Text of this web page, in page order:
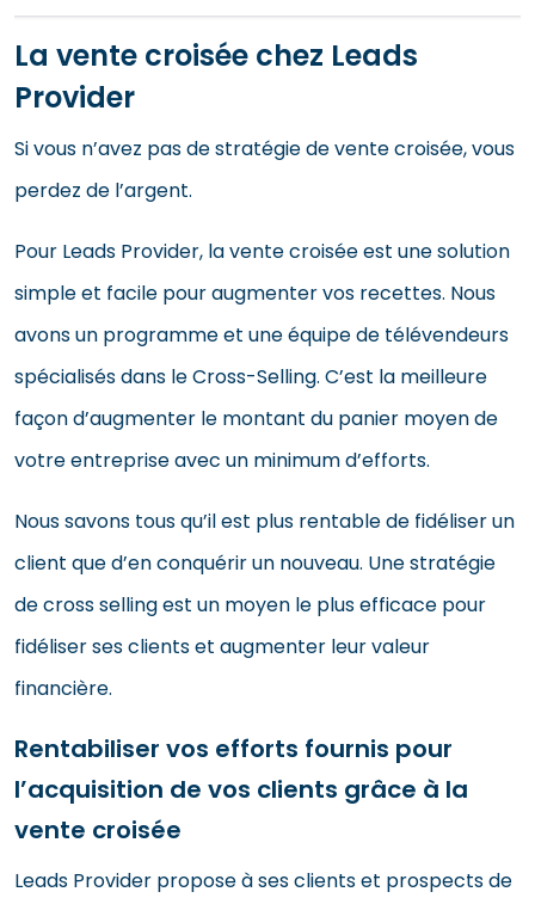
La vente croisée chez Leads
Provider
Si vous n’avez pas de stratégie de vente croisée, vous
perdez de l’argent.
Pour Leads Provider, la vente croisée est une solution
simple et facile pour augmenter vos recettes. Nous
avons un programme et une équipe de télévendeurs
spécialisés dans le Cross-Selling. C’est la meilleure
façon d’augmenter le montant du panier moyen de
votre entreprise avec un minimum d’efforts.
Nous savons tous qu’il est plus rentable de fidéliser un
client que d’en conquérir un nouveau. Une stratégie
de cross selling est un moyen le plus efficace pour
fidéliser ses clients et augmenter leur valeur
financière.
Rentabiliser vos efforts fournis pour
l’acquisition de vos clients grâce à la
vente croisée
Leads Provider propose à ses clients et prospects de